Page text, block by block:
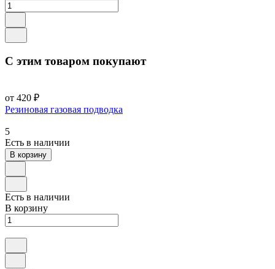
С этим товаром покупают
от 420 ₽
Резиновая газовая подводка
5
Есть в наличии
В корзину
Есть в наличии
В корзину